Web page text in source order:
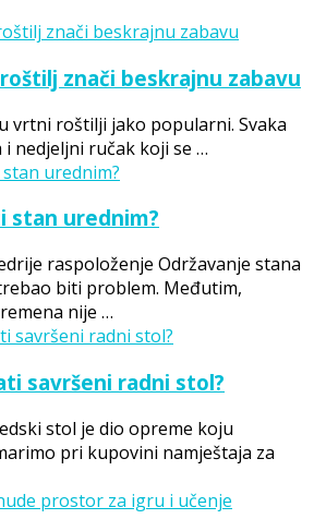
znači beskrajnu zabavu
vrtni roštilji jako popularni. Svaka
nedjeljni ručak koji se …
stan urednim?
raspoloženje Održavanje stana
biti problem. Međutim,
nije …
savršeni radni stol?
stol je dio opreme koju
pri kupovini namještaja za